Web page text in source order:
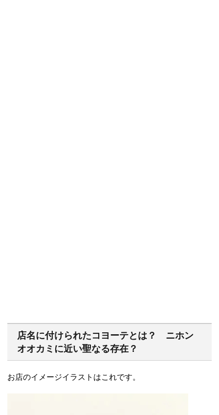
店名に付けられたコヨーテとは？ ニホン
オオカミに近い聖なる存在？
お店のイメージイラストはこれです。